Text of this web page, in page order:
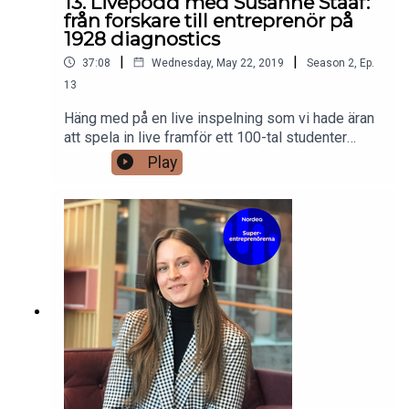
avsnitt av Superentreprenörerna.
från forskare till entreprenör på
1928 diagnostics
37:08 | Wednesday, May 22, 2019 | Season 2 Ep.
13
Häng med på en live inspelning som vi hade äran
att spela in live framför ett 100-tal studenter
under SM i Ekonomi på Handelshögskolan i
Göteborg. Vi hade förmånen att intervjua Susanne
Göteborgsbaserat bolag som bekämpar den
globala utmaningen med antibiotikaresistens. Var
med på Susannes spännande resa från forskare
till en väldigt framgångsrik bolagsbyggare där
bolaget bl.a. har utsetts till en av världens
ledande teknikpionjärer av World Economic
Play